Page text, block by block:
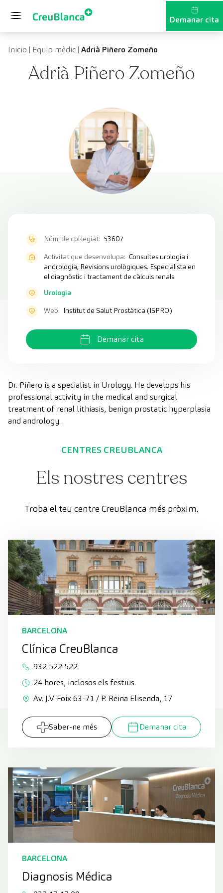
Demanar cita
Inicio | Equip mèdic| Adrià Piñero Zomeño
Adrià Piñero Zomeño
Núm. de col·legiat: 53607
Activitat que desenvolupa: Consultes urologia i
andrologia, Revisions urològiques. Especialista en
el diagnòstic i tractament de càlculs renals.
Urologia
Web: Institut de Salut Prostàtica (ISPRO)
Demanar cita
Dr. Piñero is a specialist in Urology. He develops his
professional activity in the medical and surgical
treatment of renal lithiasis, benign prostatic hyperplasia
and andrology.
CENTRES CREUBLANCA
Els nostres centres
Troba el teu centre CreuBlanca més pròxim.
BARCELONA
Clínica CreuBlanca
932 522 522
24 hores, inclosos els festius.
Av. J.V. Foix 63-71 / P. Reina Elisenda, 17
Saber-ne més Demanar cita
BARCELONA
Diagnosis Médica